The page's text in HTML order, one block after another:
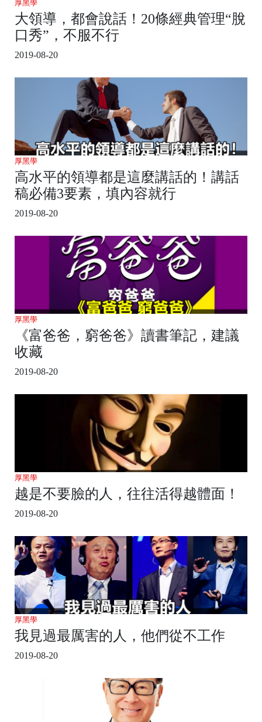
厚黑學
大領導，都會說話！20條經典管理“脫
口秀”，不服不行
2019-08-20
厚黑學
高水平的領導都是這麼講話的！講話
稿必備3要素，填內容就行
2019-08-20
厚黑學
《富爸爸，窮爸爸》讀書筆記，建議
收藏
2019-08-20
厚黑學
越是不要臉的人，往往活得越體面！
2019-08-20
厚黑學
我見過最厲害的人，他們從不工作
2019-08-20